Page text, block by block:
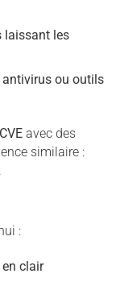
laissant les
antivirus ou outils
CVE avec des
similaire :
.
:
clair